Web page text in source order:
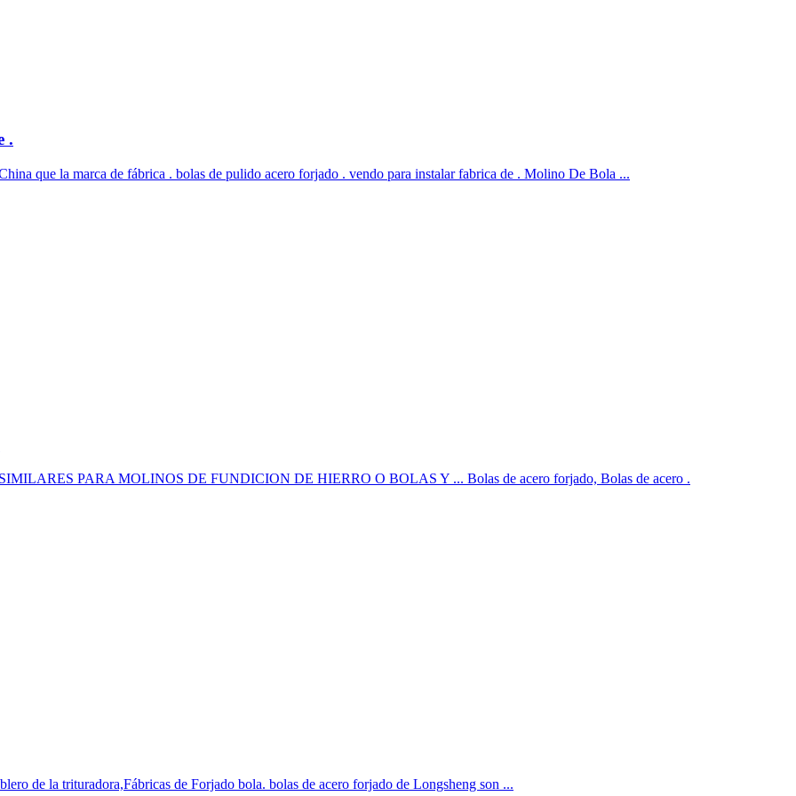
.
que la marca de fábrica . bolas de pulido acero forjado . vendo para instalar fabrica de . Molino De Bola ...
PARA MOLINOS DE FUNDICION DE HIERRO O BOLAS Y ... Bolas de acero forjado, Bolas de acero .
de la trituradora,Fábricas de Forjado bola. bolas de acero forjado de Longsheng son ...